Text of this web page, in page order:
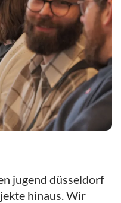
jugend düsseldorf
hinaus. Wir